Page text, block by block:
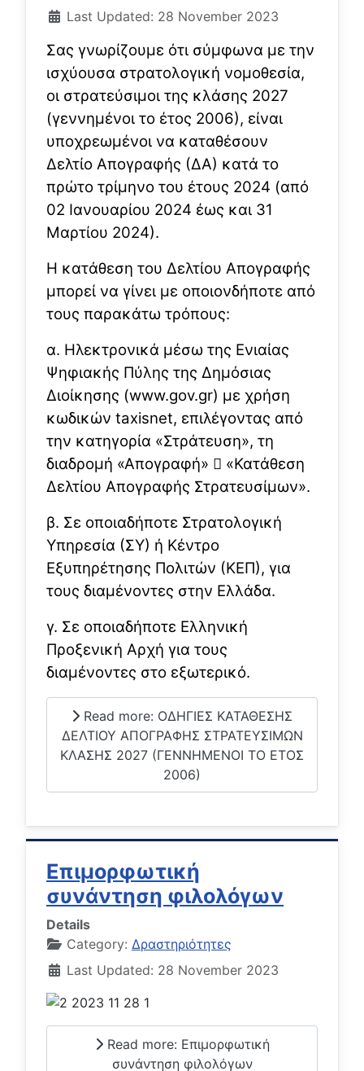
Last Updated: 28 November 2023
Σας γνωρίζουμε ότι σύμφωνα με την
ισχύουσα στρατολογική νομοθεσία,
οι στρατεύσιμοι της κλάσης 2027
(γεννημένοι το έτος 2006), είναι
υποχρεωμένοι να καταθέσουν
Δελτίο Απογραφής (ΔΑ) κατά το
πρώτο τρίμηνο του έτους 2024 (από
02 Ιανουαρίου 2024 έως και 31
Μαρτίου 2024).
Η κατάθεση του Δελτίου Απογραφής
μπορεί να γίνει με οποιονδήποτε από
τους παρακάτω τρόπους:
α. Ηλεκτρονικά μέσω της Ενιαίας
Ψηφιακής Πύλης της Δημόσιας
Διοίκησης (www.gov.gr) με χρήση
κωδικών taxisnet, επιλέγοντας από
την κατηγορία «Στράτευση», τη
διαδρομή «Απογραφή»  «Κατάθεση
Δελτίου Απογραφής Στρατευσίμων».
β. Σε οποιαδήποτε Στρατολογική
Υπηρεσία (ΣΥ) ή Κέντρο
Εξυπηρέτησης Πολιτών (ΚΕΠ), για
τους διαμένοντες στην Ελλάδα.
γ. Σε οποιαδήποτε Ελληνική
Προξενική Αρχή για τους
διαμένοντες στο εξωτερικό.
Read more: ΟΔΗΓΙΕΣ ΚΑΤΑΘΕΣΗΣ
ΔΕΛΤΙΟΥ ΑΠΟΓΡΑΦΗΣ ΣΤΡΑΤΕΥΣΙΜΩΝ
ΚΛΑΣΗΣ 2027 (ΓΕΝΝΗΜΕΝΟΙ ΤΟ ΕΤΟΣ
2006)
Επιμορφωτική
συνάντηση φιλολόγων
Details
Category: Δραστηριότητες
Last Updated: 28 November 2023
Read more: Επιμορφωτική
συνάντηση φιλολόγων